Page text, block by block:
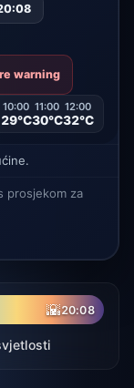
warning
10:00
29°C
11:00
30°C
12:00
32°C
prosjekom za
🌇20:08